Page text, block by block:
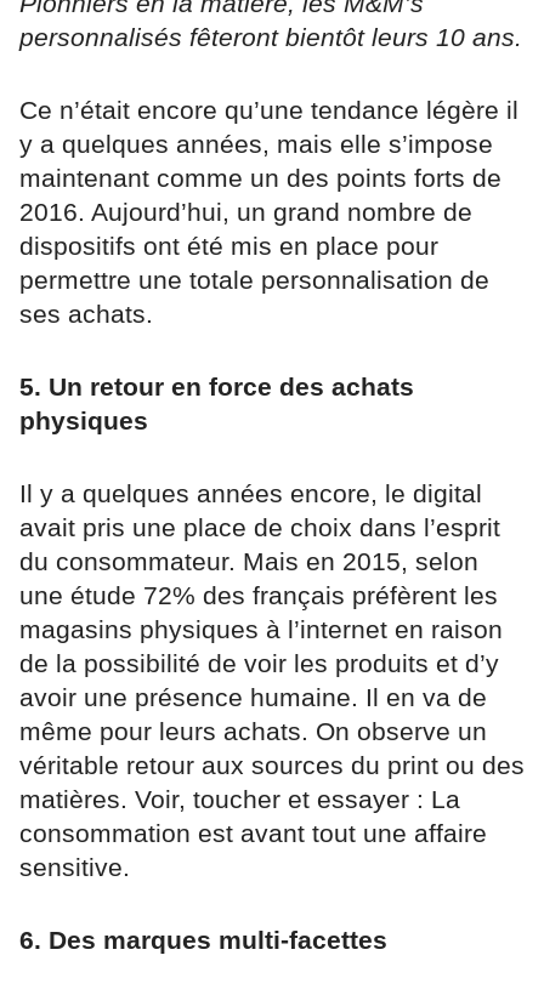
personnalisés fêteront bientôt leurs 10 ans.
Ce n’était encore qu’une tendance légère il
y a quelques années, mais elle s’impose
maintenant comme un des points forts de
2016. Aujourd’hui, un grand nombre de
dispositifs ont été mis en place pour
permettre une totale personnalisation de
ses achats.
5. Un retour en force des achats
physiques
Il y a quelques années encore, le digital
avait pris une place de choix dans l’esprit
du consommateur. Mais en 2015, selon
une étude 72% des français préfèrent les
magasins physiques à l’internet en raison
de la possibilité de voir les produits et d’y
avoir une présence humaine. Il en va de
même pour leurs achats. On observe un
véritable retour aux sources du print ou des
matières. Voir, toucher et essayer : La
consommation est avant tout une affaire
sensitive.
6. Des marques multi-facettes